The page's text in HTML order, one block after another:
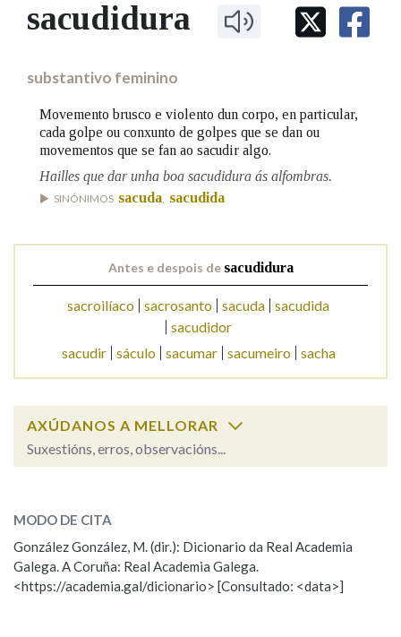
IDENTIDADE CORPORATIVA
MARCIAL DEL ADALID
FIGURAS HOMENAXEADAS
PRIMAVERA DAS LETRAS
PORTAL DAS PALABRAS
Facebook
TwitterYoutubeInstagram
Bluesky
BUSCAR NOS LEMAS
Remata por
Contén
BUSCAR NO CONTIDO
Nas definicións
Nos exemplos
Na fraseoloxía
Marcas gramaticais
sacudidura
substantivo feminino
Movemento brusco e violento dun corpo, en particular,
cada golpe ou conxunto de golpes que se dan ou
movementos que se fan ao sacudir algo.
Hailles que dar unha boa sacudidura ás alfombras.
SINÓNIMOS sacuda sacudida
Antes e despois de sacudidura
sacroilíaco sacrosanto sacuda sacudida
sacudidor
sacudir
sáculo sacumar sacumeiro sacha
AXÚDANOS A MELLORAR
Suxestións, erros, observacións...
ESCOLLE UNHA OPCIÓN:
Observación Hai un erro na palabra
Propoño mellorar a definición
MODO DE CITA
González González, M. (dir.): Dicionario da Real Academia
Galega. A Coruña: Real Academia Galega.
<https://academia.gal/dicionario> [Consultado: <data>]